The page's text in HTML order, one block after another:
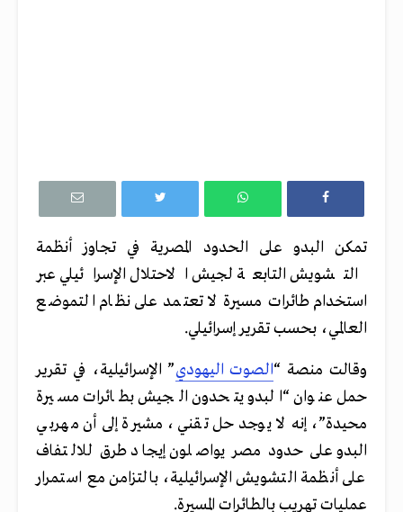
تمكن البدو على الحدود المصرية في تجاوز أنظمة
التشويش التابعة لجيش الاحتلال الإسرائيلي عبر
استخدام طائرات مسيرة لا تعتمد على نظام التموضع
العالمي، بحسب تقرير إسرائيلي.
وقالت منصة “الصوت اليهودي” الإسرائيلية، في تقرير
حمل عنوان “البدو يتحدون الجيش بطائرات مسيرة
محيدة”، إنه لا يوجد حل تقني، مشيرة إلى أن مهربي
البدو على حدود مصر يواصلون إيجاد طرق للالتفاف
على أنظمة التشويش الإسرائيلية، بالتزامن مع استمرار
عمليات تهريب بالطائرات المسيرة.